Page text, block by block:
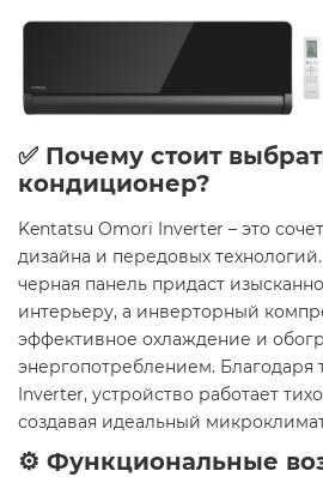
✅ Почему стоит
кондиционер?
Kentatsu Omori Inverter – это
дизайна и передовых
черная панель придаст
интерьеру, а инверторный
эффективное охлаждение и
энергопотреблением. Благодаря
Inverter, устройство работает
создавая идеальный
⚙️ Функциональные